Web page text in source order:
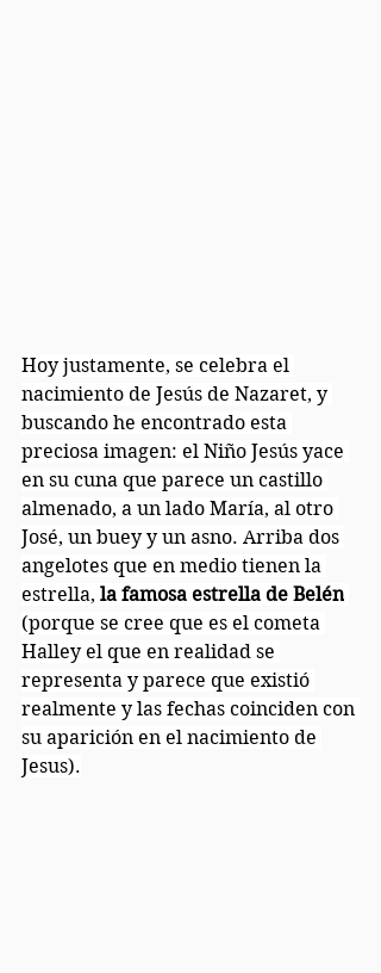
Hoy justamente, se celebra el
nacimiento de Jesús de Nazaret, y
buscando he encontrado esta
preciosa imagen: el Niño Jesús yace
en su cuna que parece un castillo
almenado, a un lado María, al otro
José, un buey y un asno. Arriba dos
angelotes que en medio tienen la
estrella, la famosa estrella de Belén
(porque se cree que es el cometa
Halley el que en realidad se
representa y parece que existió
realmente y las fechas coinciden con
su aparición en el nacimiento de
Jesus).